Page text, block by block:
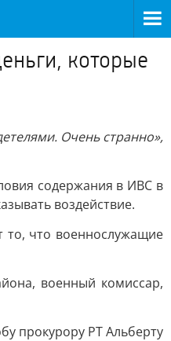
которые
Очень странно»,
содержания в ИВС в
воздействие.
то, что военнослужащие
военный комиссар,
прокурору РТ Альберту